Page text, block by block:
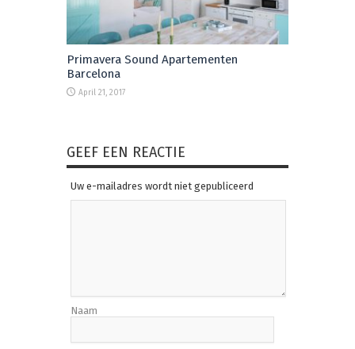
Primavera Sound Apartementen
Barcelona
April 21, 2017
GEEF EEN REACTIE
Uw e-mailadres wordt niet gepubliceerd
Naam